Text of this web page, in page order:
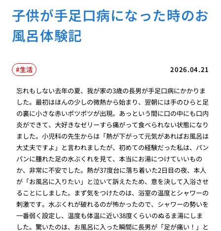
子供が手足口病になった時のお
風呂体験記
2026.04.21
生活
忘れもしない去年の夏、我が家の3歳の長男が手足口病にかかりま
した。最初はほんの少しの微熱から始まり、翌朝には手のひらと足
の裏に小さな赤いポツポツが出現。あっという間に口の中にも口内
炎ができて、大好きなゼリーすら痛がって食べられない状態になり
ました。小児科の先生からは「熱が下がって元気があればお風呂は
大丈夫ですよ」と言われましたが、初めての経験だった私は、パン
パンに腫れた足の水ぶくれを見て、本当にお湯につけていいもの
か、非常に不安でした。熱が37度台に落ち着いた2日目の夜、本人
が「お風呂に入りたい」と泣いて訴えたため、意を決して入浴させ
ることにしました。まず気をつけたのは、浴室の温度とシャワーの
刺激です。水ぶくれが破れるのが怖かったので、シャワーの勢いを
一番弱く設定し、温度も体温に近い38度くらいのぬるま湯にしま
した。驚いたのは、お風呂に入った瞬間に長男が「足が痛い！」と